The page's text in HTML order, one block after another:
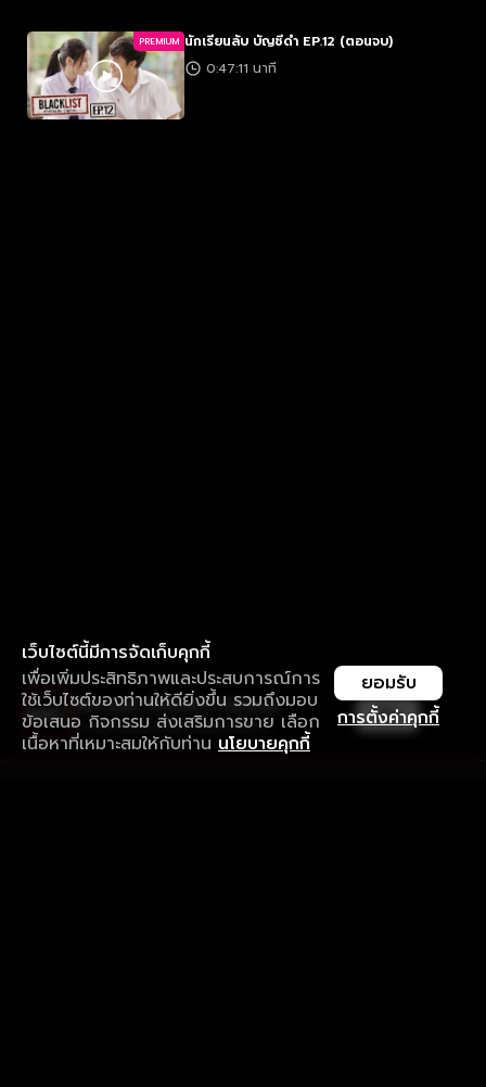
PREMIUM นักเรียนลับ บัญชีดำ EP.12 (ตอนจบ)
0:47:11 นาที
เว็บไซต์นี้มีการจัดเก็บคุกกี้
เพื่อเพิ่มประสิทธิภาพและประสบการณ์การ
ใช้เว็บไซต์ของท่านให้ดียิ่งขึ้น รวมถึงมอบ
ข้อเสนอ กิจกรรม ส่งเสริมการขาย เลือก
เนื้อหาที่เหมาะสมให้กับท่าน นโยบายคุกกี้
การตั้งค่าคุกกี้
ยอมรับ
ใช้งานแอป ลื่นไหลกว่า ไม่มีสะดุด
ดาวน์โหลดแอปเพื่อการรับชมที่ดีกว่า เปิด